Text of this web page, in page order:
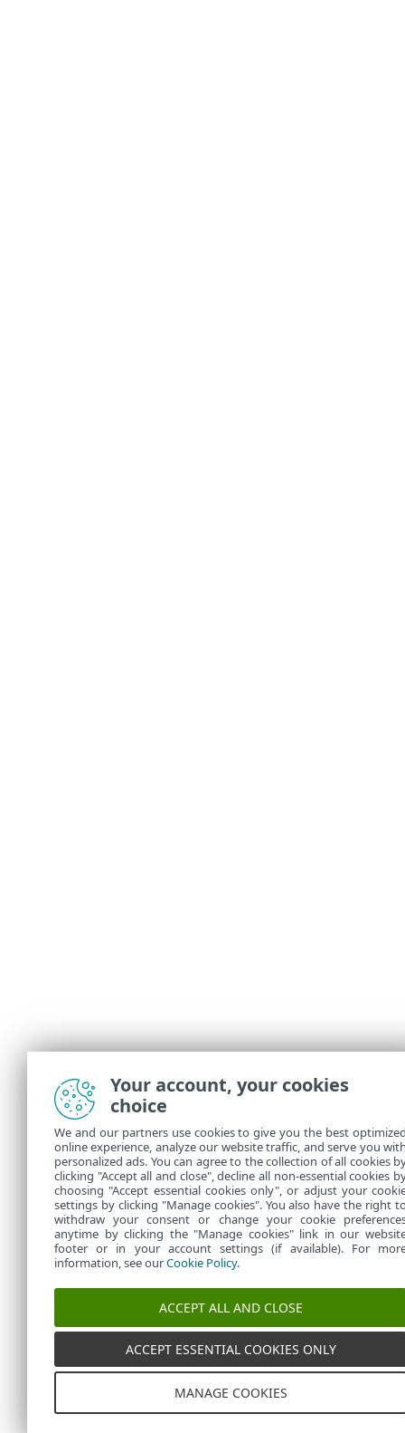
Your account, your cookies
choice
We and our partners use cookies to give you the best
online experience, analyze our website traffic, and serve you
personalized ads. You can agree to the collection of all cookies
clicking "Accept all and close", decline all non-essential cookies
choosing "Accept essential cookies only", or adjust your
settings by clicking "Manage cookies". You also have the right
withdraw your consent or change your cookie
anytime by clicking the "Manage cookies" link in our
footer or in your account settings (if available). For
information, see ourCookie Policy.
ACCEPT ALL AND CLOSE
ACCEPT ESSENTIAL COOKIES ONLY
MANAGE COOKIES